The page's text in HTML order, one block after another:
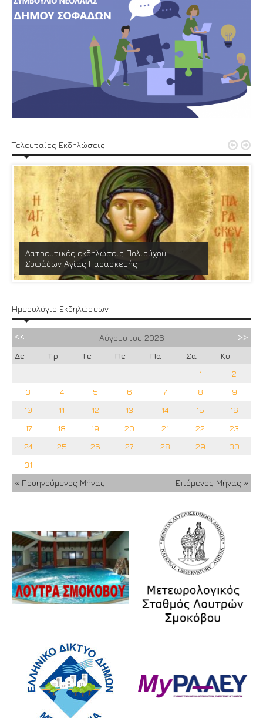
Τελευταίες Εκδηλώσεις
Λατρευτικές εκδηλώσεις Πολιούχου
Σοφάδων Αγίας Παρασκευής
 
Ημερολόγιο Εκδηλώσεων
Αύγουστος 2026
Δε
Τρ Τε Πε Πα Σα
Κυ
1
2
3
4 5 6 7 8
9
10
11 12 13 14 15
16
17
18 19 20 21 22
23
24
25 26 27 28 29
30
31
« Προηγούμενος Μήνας
Επόμενος Μήνας »